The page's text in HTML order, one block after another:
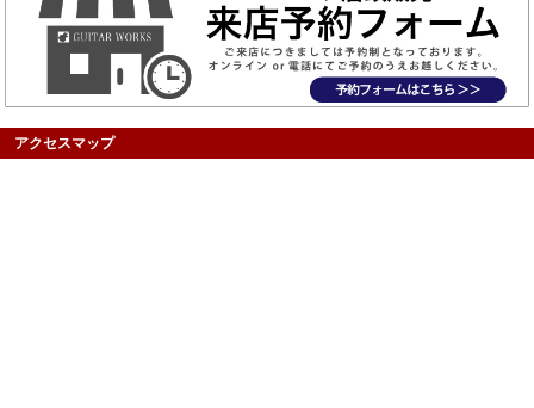
アクセスマップ